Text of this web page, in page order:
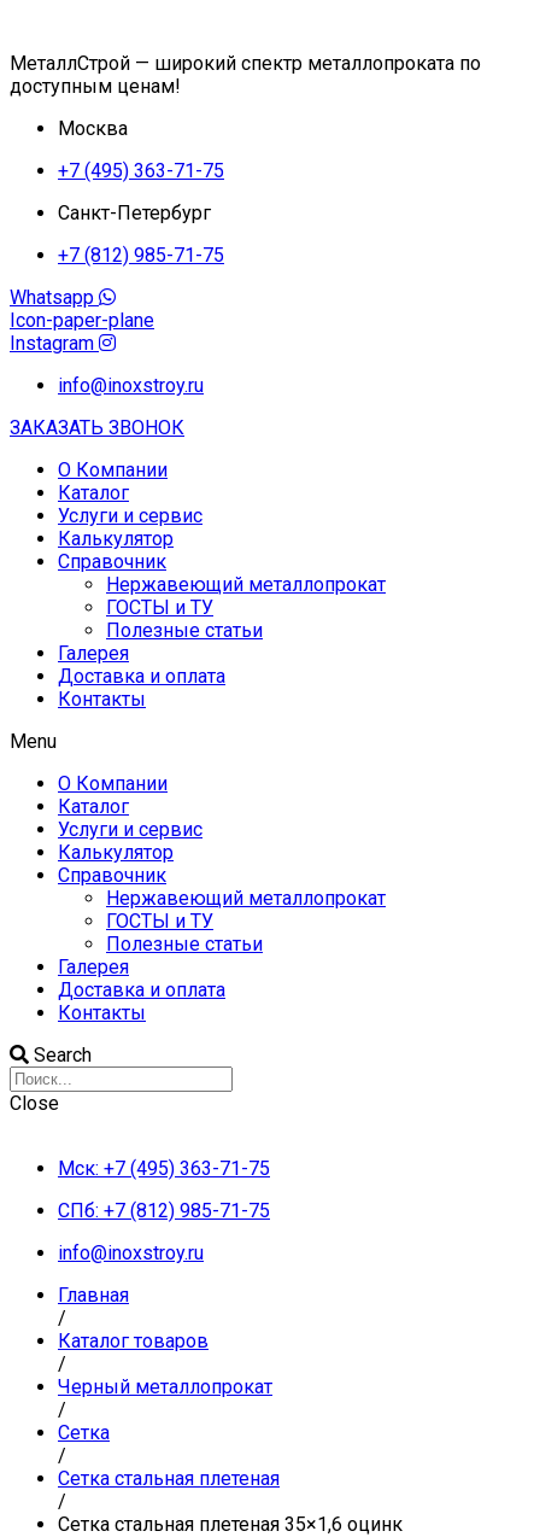
МеталлСтрой — широкий спектр металлопроката по
доступным ценам!
Москва
+7 (495) 363-71-75
Санкт-Петербург
+7 (812) 985-71-75
Whatsapp
Icon-paper-plane
Instagram
info@inoxstroy.ru
ЗАКАЗАТЬ ЗВОНОК
О Компании
Каталог
Услуги и сервис
Калькулятор
Справочник
Нержавеющий металлопрокат
ГОСТЫ и ТУ
Полезные статьи
Галерея
Доставка и оплата
Контакты
Menu
О Компании
Каталог
Услуги и сервис
Калькулятор
Справочник
Нержавеющий металлопрокат
ГОСТЫ и ТУ
Полезные статьи
Галерея
Доставка и оплата
Контакты
Search
Close
Мск: +7 (495) 363-71-75
СПб: +7 (812) 985-71-75
info@inoxstroy.ru
Главная
/
Каталог товаров
/
Черный металлопрокат
/
Сетка
/
Сетка стальная плетеная
/
Сетка стальная плетеная 35×1,6 оцинк